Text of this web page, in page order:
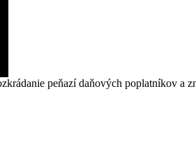
peňazí daňových poplatníkov